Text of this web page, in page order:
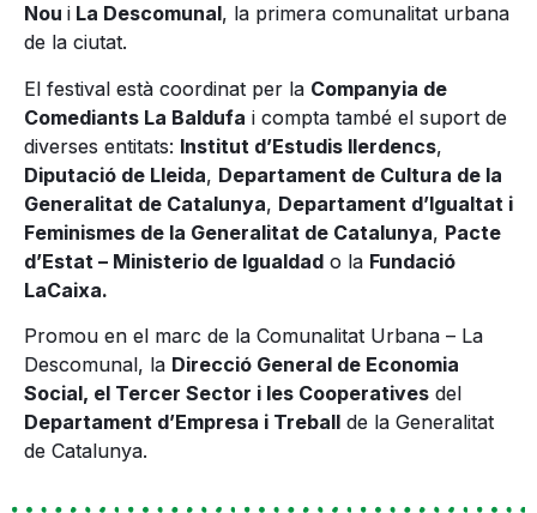
Nou i La Descomunal, la primera comunalitat urbana
de la ciutat.
El festival està coordinat per la Companyia de
Comediants La Baldufa i compta també el suport de
diverses entitats: Institut d’Estudis Ilerdencs,
Diputació de Lleida, Departament de Cultura de la
Generalitat de Catalunya, Departament d’Igualtat i
Feminismes de la Generalitat de Catalunya, Pacte
d’Estat – Ministerio de Igualdad o la Fundació
LaCaixa.
Promou en el marc de la Comunalitat Urbana – La
Descomunal, la Direcció General de Economia
Social, el Tercer Sector i les Cooperatives del
Departament d’Empresa i Treball de la Generalitat
de Catalunya.